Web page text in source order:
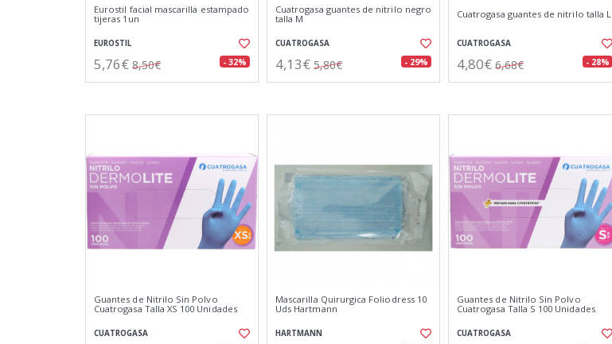
Eurostil facial mascarilla estampado
tijeras 1un
EUROSTIL
5,76€ 8,50€ - 32%
Cuatrogasa guantes de nitrilo negro
talla M
CUATROGASA
4,13€ 5,80€ - 29%
Cuatrogasa guantes de nitrilo talla L
CUATROGASA
4,80€ 6,68€ - 28%
Guantes de Nitrilo Sin Polvo
Cuatrogasa Talla XS 100 Unidades
CUATROGASA
Mascarilla Quirurgica Foliodress 10
Uds Hartmann
HARTMANN
Guantes de Nitrilo Sin Polvo
Cuatrogasa Talla S 100 Unidades
CUATROGASA